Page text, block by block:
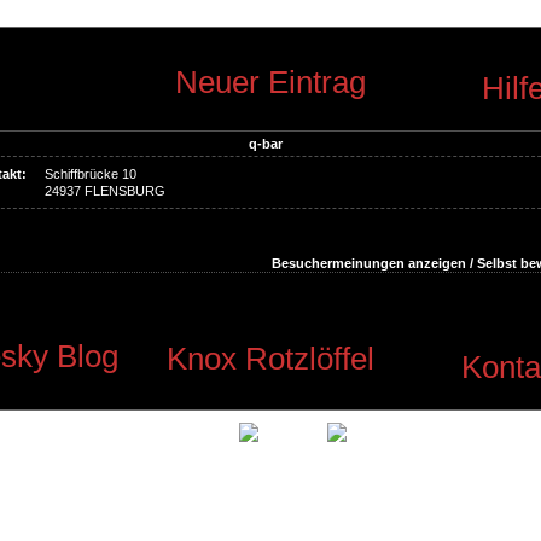
Neuer Eintrag
q-bar
Schiffbrücke 10
24937 FLENSBURG
Besuchermeinungen anzeigen / Selbst
Blog Knox Rotzlöffel